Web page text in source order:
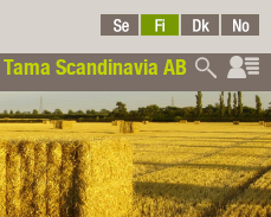
Tama Scandinavia AB
▼